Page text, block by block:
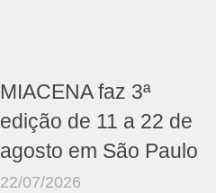
MIACENA faz 3ª
edição de 11 a 22 de
agosto em São Paulo
22/07/2026